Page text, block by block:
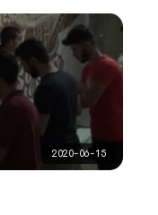
2020-06-15